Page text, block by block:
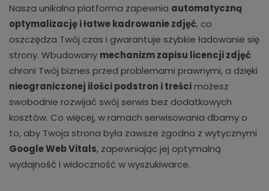
Nasza unikalna platforma zapewnia automatyczną
optymalizację i łatwe kadrowanie zdjęć, co
oszczędza Twój czas i gwarantuje szybkie ładowanie się
strony. Wbudowany mechanizm zapisu licencji zdjęć
chroni Twój biznes przed problemami prawnymi, a dzięki
nieograniczonej ilości podstron i treścimożesz
swobodnie rozwijać swój serwis bez dodatkowych
kosztów. Co więcej, w ramach serwisowania dbamy o
to, aby Twoja strona była zawsze zgodna z wytycznymi
Google Web Vitals, zapewniając jej optymalną
wydajność i widoczność w wyszukiwarce.